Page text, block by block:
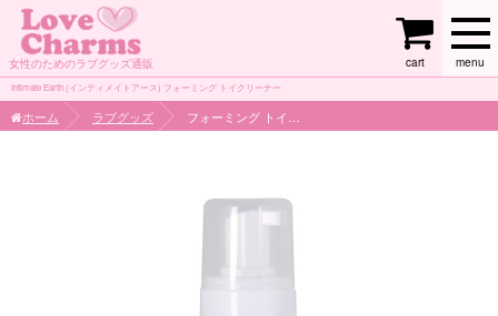
女性のためのラブグッズ通販 menu
cart
Intimate Earth (インティメイトアース) フォーミング トイクリーナー
ホーム ラブグッズ